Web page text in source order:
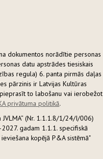
dokumentos norādītie personas
datu apstrādes tiesiskais
regula) 6. panta pirmās daļas
pārzinis ir Latvijas Kultūras
to labošanu vai ierobežot
privātuma politikā.
(Nr. 1.1.1.8/1/24/I/006)
gadam 1.1.1. specifiskā
kopējā P&A sistēmā"